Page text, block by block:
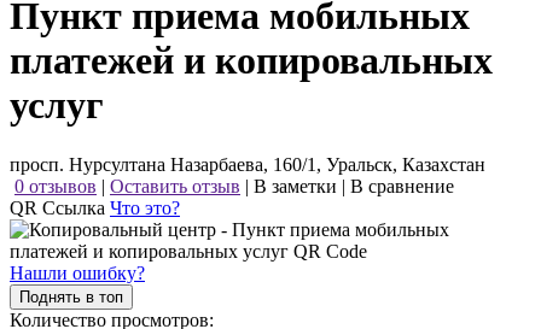
Пункт приема мобильных
платежей и копировальных
услуг
просп. Нурсултана Назарбаева, 160/1, Уральск, Казахстан
0 отзывов | Оставить отзыв | В заметки | В сравнение
QR Ссылка Что это?
Нашли ошибку?
Поднять в топ
Количество просмотров: